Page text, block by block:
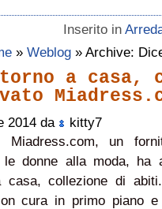
Inserito in
» Weblog » Archive:
a
2014 da
kitty7
Miadress.com, un
donne alla moda, ha
casa, collezione di
cura in primo piano e